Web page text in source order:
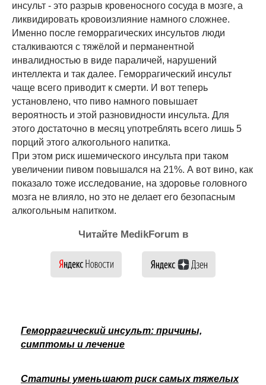
инсульт - это разрыв кровеносного сосуда в мозге, а
ликвидировать кровоизлияние намного сложнее.
Именно после геморрагических инсультов люди
сталкиваются с тяжёлой и перманентной
инвалидностью в виде параличей, нарушений
интеллекта и так далее. Геморрагический инсульт
чаще всего приводит к смерти. И вот теперь
установлено, что пиво намного повышает
вероятность и этой разновидности инсульта. Для
этого достаточно в месяц употреблять всего лишь 5
порций этого алкогольного напитка.
При этом риск ишемического инсульта при таком
увеличении пивом повышался на 21%. А вот вино, как
показало тоже исследование, на здоровье головного
мозга не влияло, но это не делает его безопасным
алкогольным напитком.
Читайте MedikForum в
Геморрагический инсульт: причины,
симптомы и лечение
Статины уменьшают риск самых тяжелых